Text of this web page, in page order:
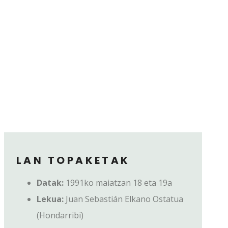
LAN TOPAKETAK
Datak: 1991ko maiatzan 18 eta 19a
Lekua: Juan Sebastián Elkano Ostatua
(Hondarribi)